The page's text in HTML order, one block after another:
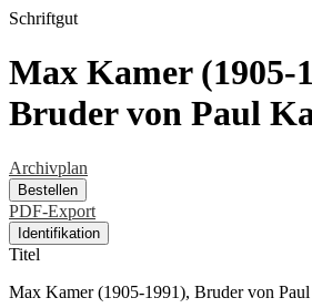
Schriftgut
Max Kamer (1905-
Bruder von Paul
Archivplan
Bestellen
PDF-Export
Identifikation
Titel
Max Kamer (1905-1991), Bruder von